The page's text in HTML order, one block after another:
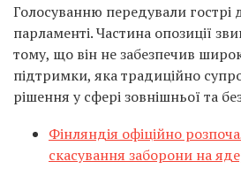
Голосуванню передували гострі
парламенті. Частина опозиції
тому, що він не забезпечив
підтримки, яка традиційно
рішення у сфері зовнішньої та
Фінляндія офіційно
скасування заборони на